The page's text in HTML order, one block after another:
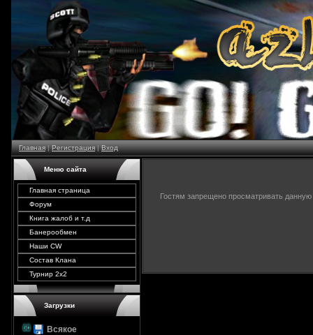
Главная|Регистрация|Вход
Меню сайта
Главная страница
Форум
Книга жалоб и т.д
Банерообмен
Наши CW
Состав Клана
Турнир 2х2
Загрузки
Всякое
Гостям запрещено просматривать данную